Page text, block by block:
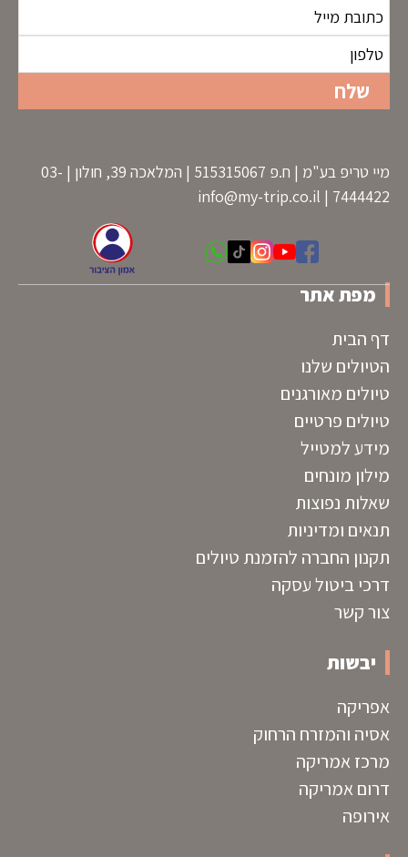
מיי טריפ בע"מ | ח.פ 515315067 | המלאכה 39, חולון | 03-
7444422 |
info@my-trip.co.il
מפת אתר
דף הבית
הטיולים שלנו
טיולים מאורגנים
טיולים פרטיים
מידע למטייל
מילון מונחים
שאלות נפוצות
תנאים ומדיניות
תקנון החברה להזמנת טיולים
דרכי ביטול עסקה
צור קשר
יבשות
אפריקה
אסיה והמזרח הרחוק
מרכז אמריקה
דרום אמריקה
אירופה